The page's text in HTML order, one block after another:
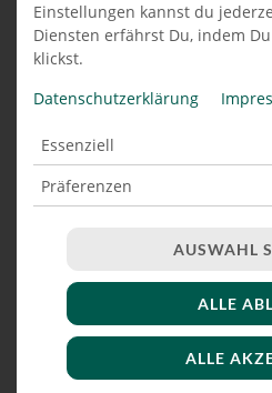
Einstellungen kannst du
Diensten erfährst Du, indem
klickst.
Datenschutzerklärung
Essenziell
Präferenzen
AUSWAHL
ALLE
ALLE